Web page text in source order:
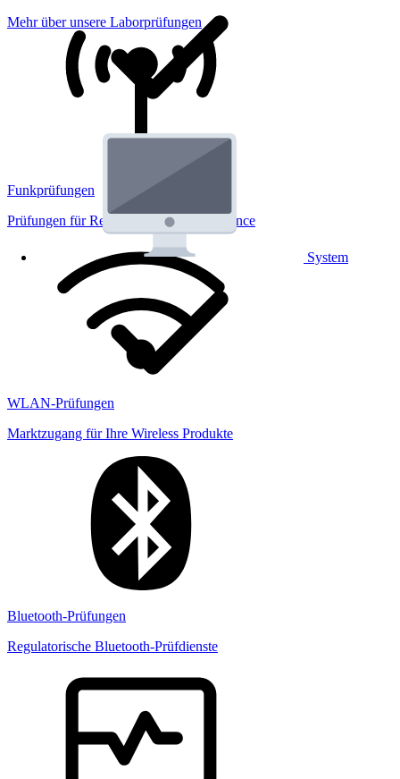
System
Mehr über unsere Laborprüfungen
Funkprüfungen
Prüfungen für Regulatorik und Performance
WLAN-Prüfungen
Marktzugang für Ihre Wireless Produkte
Bluetooth-Prüfungen
Regulatorische Bluetooth-Prüfdienste